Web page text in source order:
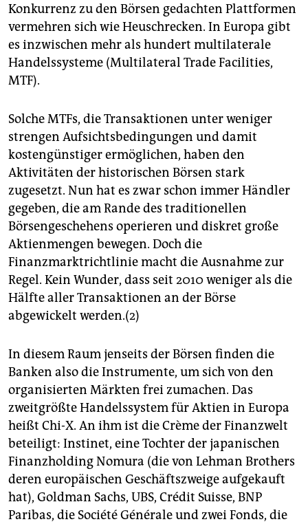
Konkurrenz zu den Börsen gedachten Plattformen
vermehren sich wie Heuschrecken. In Europa gibt
es inzwischen mehr als hundert multilaterale
Handelssysteme (Multilateral Trade Facilities,
MTF).
Solche MTFs, die Transaktionen unter weniger
strengen Aufsichtsbedingungen und damit
kostengünstiger ermöglichen, haben den
Aktivitäten der historischen Börsen stark
zugesetzt. Nun hat es zwar schon immer Händler
gegeben, die am Rande des traditionellen
Börsengeschehens operieren und diskret große
Aktienmengen bewegen. Doch die
Finanzmarktrichtlinie macht die Ausnahme zur
Regel. Kein Wunder, dass seit 2010 weniger als die
Hälfte aller Transaktionen an der Börse
abgewickelt werden.(2)
In diesem Raum jenseits der Börsen finden die
Banken also die Instrumente, um sich von den
organisierten Märkten frei zumachen. Das
zweitgrößte Handelssystem für Aktien in Europa
heißt Chi-X. An ihm ist die Crème der Finanzwelt
beteiligt: Instinet, eine Tochter der japanischen
Finanzholding Nomura (die von Lehman Brothers
deren europäischen Geschäftszweige aufgekauft
hat), Goldman Sachs, UBS, Crédit Suisse, BNP
Paribas, die Société Générale und zwei Fonds, die